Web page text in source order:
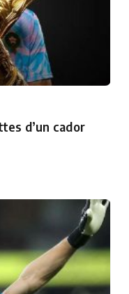
d’un cador